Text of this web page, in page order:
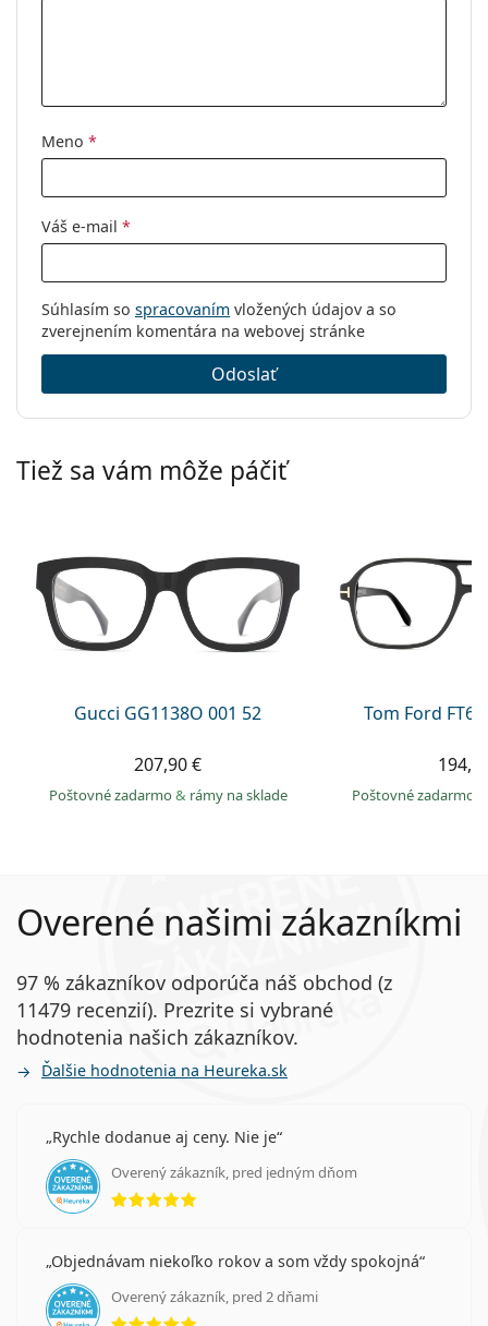
Kód:
0OX8156 815603 56
Meno *
Váš e-mail *
Súhlasím so spracovaním vložených údajov a so
zverejnením komentára na webovej stránke
Odoslať
Tiež sa vám môže páčiť
Gucci GG1138O 001 52
207,90 €
Poštovné zadarmo& rámy na sklade
Tom Ford
Poštovné zadarmo
Overené našimi zákazníkmi
97 % zákazníkov odporúča náš obchod (z
11479 recenzií). Prezrite si vybrané
hodnotenia našich zákazníkov.
Ďalšie hodnotenia na Heureka.sk
Rychle dodanue aj ceny. Nie je
Overený zákazník, pred jedným dňom
hodnotenie 5 z 5
Objednávam niekoľko rokov a som vždy spokojná
Overený zákazník, pred 2 dňami
hodnotenie 5 z 5